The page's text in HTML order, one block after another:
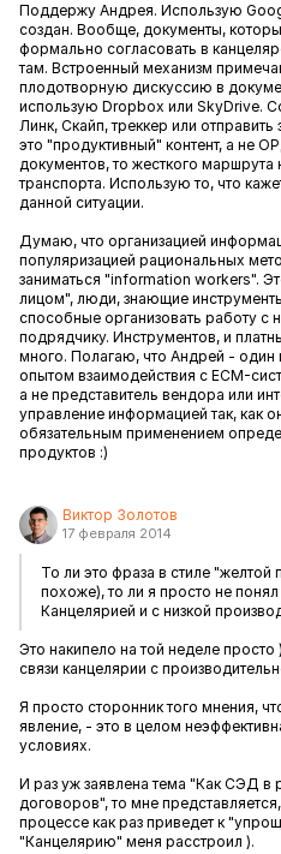
Поддержу Андрея. Использую
создан. Вообще, документы,
формально согласовать в
там. Встроенный механизм
плодотворную дискуссию в
использую Dropbox или SkyDrive.
Линк, Скайп, треккер или
это "продуктивный" контент, а не
документов, то жесткого маршрута
транспорта. Использую то, что
данной ситуации.
Думаю, что организацией
популяризацией рациональных
заниматься "information workers".
лицом", люди, знающие
способные организовать работу с
подрядчику. Инструментов, и
много. Полагаю, что Андрей - один
опытом взаимодействия с ECM-
а не представитель вендора или
управление информацией так, как
обязательным применением
продуктов :)
Виктор Золотов
17 февраля 2014
То ли это фраза в стиле "желтой
похоже), то ли я просто не
Канцелярией и с низкой
Это накипело на той неделе просто
связи канцелярии с
Я просто сторонник того мнения,
явление, - это в целом
условиях.
И раз уж заявлена тема "Как СЭД в
договоров", то мне
процессе как раз приведет к
"Канцелярию" меня расстроил ).